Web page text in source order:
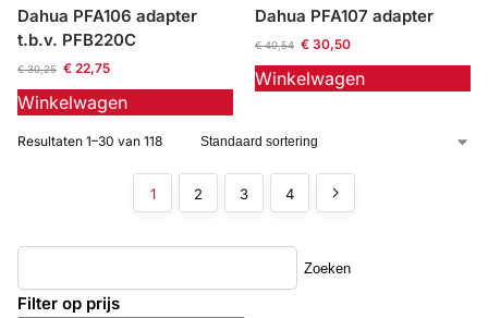
Dahua PFA106 adapter
t.b.v. PFB220C
€30,25 €22,75
Winkelwagen
Dahua PFA107 adapter
€40,54 €30,50
Winkelwagen
Resultaten 1–30 van 118
1 2 3 4
Zoeken
Filter op prijs